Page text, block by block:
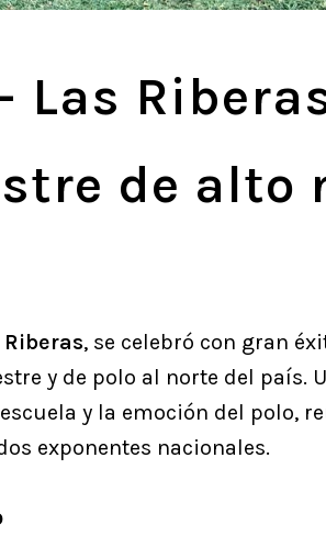
Las
de alto
Riberas, se celebró con gran
y de polo al norte del país.
y la emoción del polo,
exponentes nacionales.